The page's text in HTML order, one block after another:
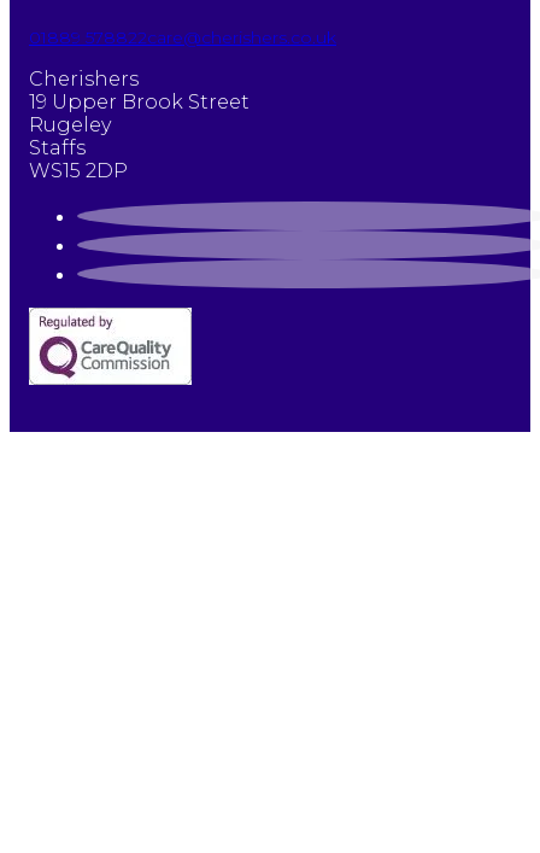
01889 578822care@cherishers.co.uk
Cherishers
19 Upper Brook Street
Rugeley
Staffs
WS15 2DP